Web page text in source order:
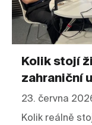
Kolik stojí
zahraniční
23. června
Kolik reálně